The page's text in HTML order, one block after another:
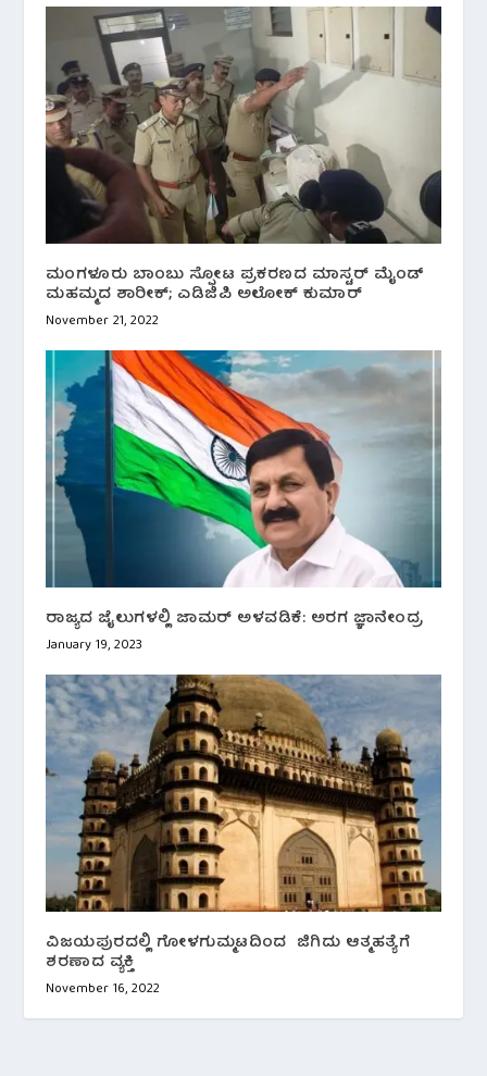
ಮಂಗಳೂರು ಬಾಂಬು ಸ್ಫೋಟ ಪ್ರಕರಣದ ಮಾಸ್ಟರ್ ಮೈಂಡ್
ಮಹಮ್ಮದ ಶಾರೀಕ್; ಎಡಿಜಿಪಿ ಅಲೋಕ್ ಕುಮಾರ್
November 21, 2022
ರಾಜ್ಯದ ಜೈಲುಗಳಲ್ಲಿ ಜಾಮರ್ ಅಳವಡಿಕೆ: ಅರಗ ಜ್ಞಾನೇಂದ್ರ
January 19, 2023
ವಿಜಯಪುರದಲ್ಲಿ ಗೋಳಗುಮ್ಮಟದಿಂದ‌ ಜಿಗಿದು ಆತ್ಮಹತ್ಯೆಗೆ
ಶರಣಾದ‌ ವ್ಯಕ್ತಿ
November 16, 2022